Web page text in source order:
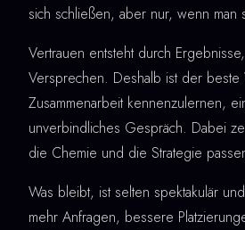
sich schließen, aber nur, wenn man
Vertrauen entsteht durch
Versprechen. Deshalb ist der
Zusammenarbeit kennenzulernen,
unverbindliches Gespräch. Dabei
die Chemie und die Strategie
Was bleibt, ist selten spektakulär
mehr Anfragen, bessere